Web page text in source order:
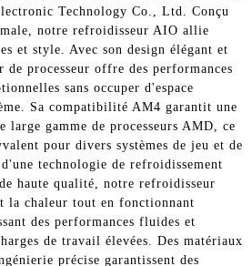
Technology Co., Ltd. Conçu
notre refroidisseur AIO allie
et style. Avec son design élégant et
de processeur offre des performances
sans occuper d'espace
Sa compatibilité AM4 garantit une
gamme de processeurs AMD, ce
pour divers systèmes de jeu et de
technologie de refroidissement
haute qualité, notre refroidisseur
la chaleur tout en fonctionnant
des performances fluides et
de travail élevées. Des matériaux
précise garantissent des